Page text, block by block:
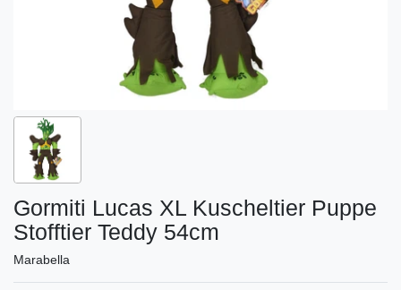
Gormiti Lucas XL Kuscheltier Puppe
Stofftier Teddy 54cm
Marabella